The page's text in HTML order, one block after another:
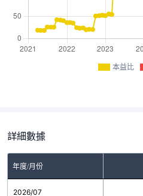
本益比
詳細數據
年度/月份
2026/07